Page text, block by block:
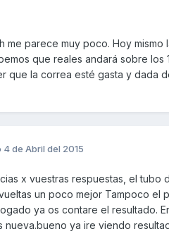
me parece muy poco. Hoy
que reales andará sobre los
que la correa esté gasta y dada
4 de Abril del 2015
x vuestras respuestas, el
un poco mejor Tampoco el
ya os contare el resultado.
nueva.bueno ya ire viendo